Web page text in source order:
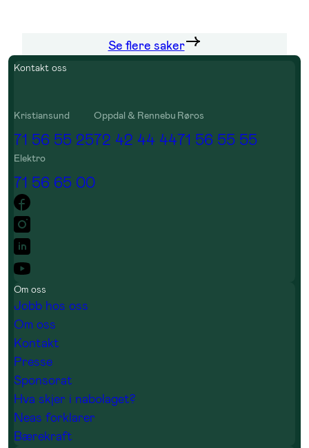
Se flere saker
Kontakt oss
Kristiansund
71 56 55 25
Oppdal & Rennebu
72 42 44 44
Røros
71 56 55 55
Elektro
71 56 65 00
Om oss
Jobb hos oss
Om oss
Kontakt
Presse
Sponsorat
Hva skjer i nabolaget?
Neas forklarer
Bærekraft